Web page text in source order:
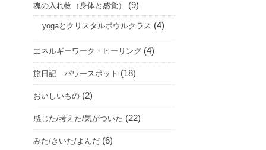
魂の入れ物（身体と感覚） (9)
yogaとクリスタルボウルクラス (4)
エネルギーワーク・ヒーリング (4)
旅日記 パワースポット (18)
おいしいもの (2)
感じた/考えた/気がついた (22)
みた/きいた/よんだ (6)